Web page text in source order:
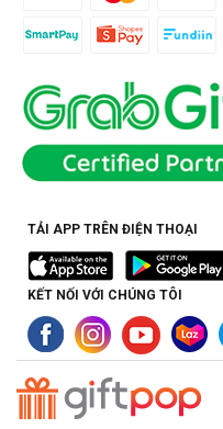
TẢI APP TRÊN ĐIỆN THOẠI
KẾT NỐI VỚI CHÚNG TÔI